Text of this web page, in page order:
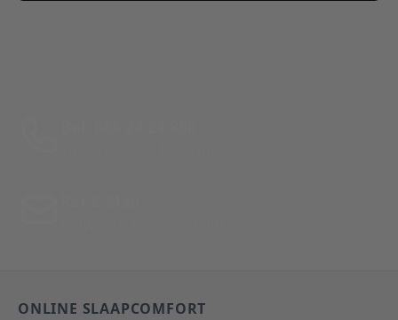
ONLINE SLAAPCOMFORT